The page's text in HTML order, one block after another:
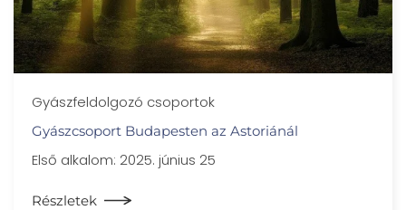
Gyászfeldolgozó csoportok
Gyászcsoport Budapesten az Astoriánál
Első alkalom: 2025. június 25
Részletek